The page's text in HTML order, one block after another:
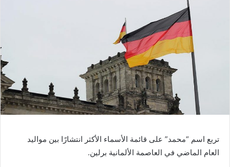
تربع اسم “محمد” على قائمة الأسماء الأكثر انتشارًا بين مواليد
العام الماضي في العاصمة الألمانية برلين.